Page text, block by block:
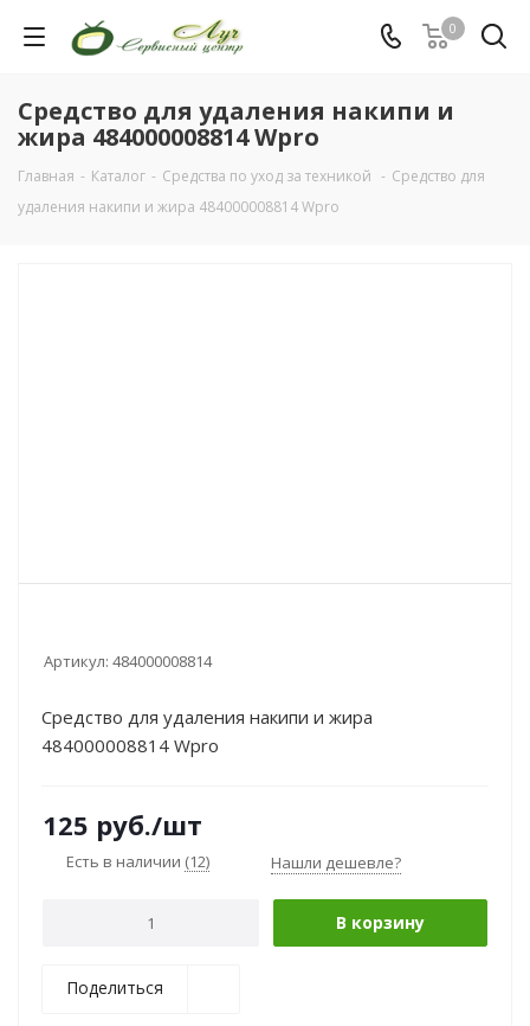
0
Средство для удаления накипи и
жира 484000008814 Wpro
Главная - Каталог - Средства по уход за техникой - Средство для
удаления накипи и жира 484000008814 Wpro
Артикул: 484000008814
Средство для удаления накипи и жира
484000008814 Wpro
125 руб./шт
Есть в наличии (12) Нашли дешевле?
В корзину
Поделиться